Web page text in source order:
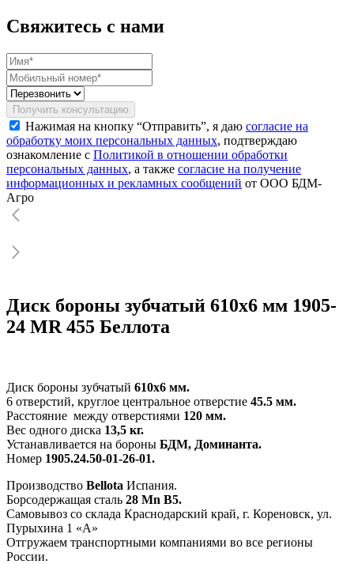
Свяжитесь с нами
Получить консультацию
Нажимая на кнопку “Отправить”, я даю согласие на
обработку моих персональных данных, подтверждаю
ознакомление с Политикой в отношении обработки
персональных данных, а также согласие на получение
информационных и рекламных сообщений от ООО БДМ-
Агро
Диск бороны зубчатый 610х6 мм 1905-
24 MR 455 Беллота
Диск бороны зубчатый 610х6 мм.
6 отверстий, круглое центральное отверстие 45.5 мм.
Расстояние между отверстиями 120 мм.
Вес одного диска 13,5 кг.
Устанавливается на бороны БДМ, Доминанта.
Номер 1905.24.50-01-26-01.
Производство Bellota Испания.
Борсодержащая сталь 28 Mn B5.
Самовывоз со склада Краснодарский край, г. Кореновск, ул.
Пурыхина 1 «А»
Отгружаем транспортными компаниями во все регионы
России.